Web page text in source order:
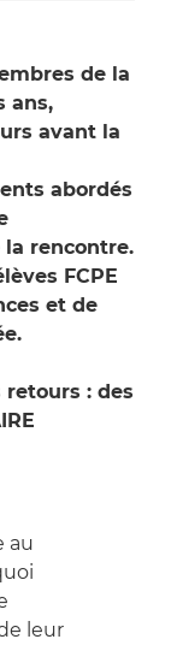
de la
ans,
avant la
abordés
rencontre.
FCPE
et de
: des
au
leur